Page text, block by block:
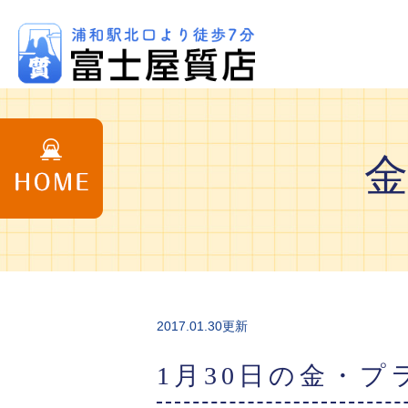
2017.01.30更新
1月30日の金・プ